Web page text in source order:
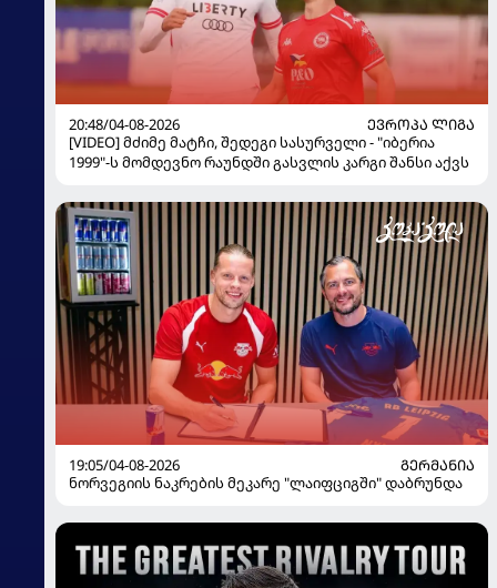
20:48/04-08-2026
ᲔᲕᲠᲝᲞᲐ ᲚᲘᲒᲐ
[VIDEO] მძიმე მატჩი, შედეგი სასურველი - "იბერია
1999"-ს მომდევნო რაუნდში გასვლის კარგი შანსი აქვს
19:05/04-08-2026
ᲒᲔᲠᲛᲐᲜᲘᲐ
ნორვეგიის ნაკრების მეკარე "ლაიფციგში" დაბრუნდა